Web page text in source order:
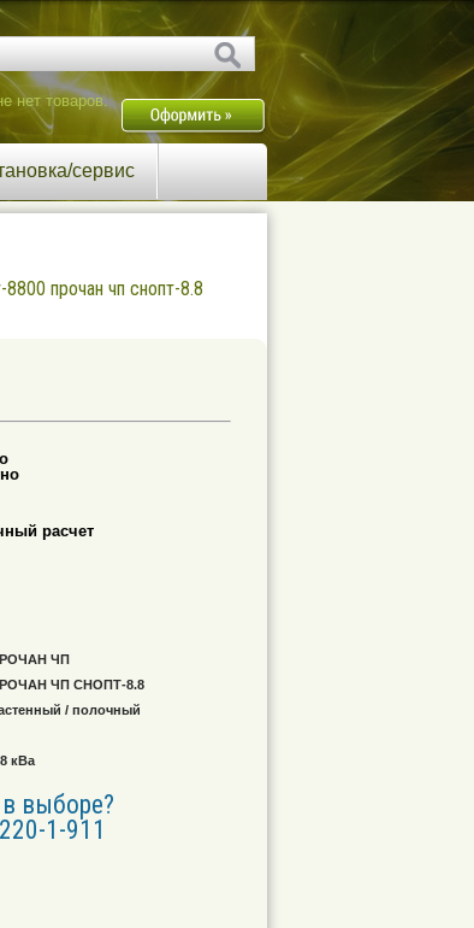
нет товаров.
сервис
прочан чп снопт-8.8
расчет
ЧП
ЧП СНОПТ-8.8
/ полочный
кВа
выборе?
1-911